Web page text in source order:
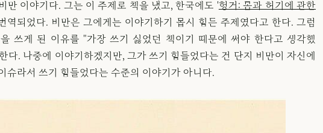
만 이야기다. 그는 이 주제로 책을 냈고, 한국에도 '헝거: 몸과 허기에 관한
역되었다. 비만은 그에게는 이야기하기 몹시 힘든 주제였다고 한다. 그럼
쓰게 된 이유를 "가장 쓰기 싫었던 책이기 때문에 써야 한다고 생각했
다. 나중에 이야기하겠지만, 그가 쓰기 힘들었다는 건 단지 비만이 자신에
슈라서 쓰기 힘들었다는 수준의 이야기가 아니다.